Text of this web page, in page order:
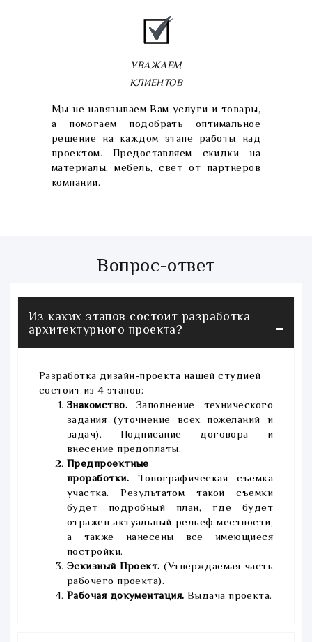
УВАЖАЕМ
КЛИЕНТОВ
Мы не навязываем Вам услуги и товары,
а помогаем подобрать оптимальное
решение на каждом этапе работы над
проектом. Предоставляем скидки на
материалы, мебель, свет от партнеров
компании.
Вопрос-ответ
Из каких этапов состоит разработка
архитектурного проекта?
Разработка дизайн-проекта нашей студией
состоит из 4 этапов:
Знакомство.Заполнение технического
задания (уточнение всех пожеланий и
задач). Подписание договора и
внесение предоплаты.
Предпроектные
проработки.Топографическая съемка
участка. Результатом такой съемки
будет подробный план, где будет
отражен актуальный рельеф местности,
а также нанесены все имеющиеся
постройки.
Эскизный Проект.(Утверждаемая часть
рабочего проекта).
Рабочая документация. Выдача проекта.